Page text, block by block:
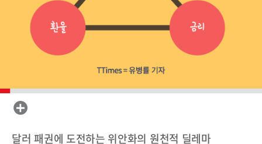
달러 패권에 도전하는 위안화의 원천적 딜레마